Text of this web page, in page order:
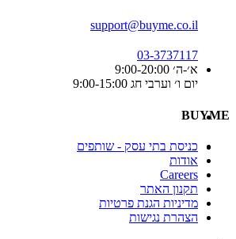
support@buyme.co.il
03-3737117
א׳-ה׳ 9:00-20:00
יום ו׳ וערבי חג 9:00-15:00
BUYME
כניסת בתי עסק - שותפים
אודות
Careers
תקנון האתר
מדיניות הגנת פרטיות
הצהרת נגישות